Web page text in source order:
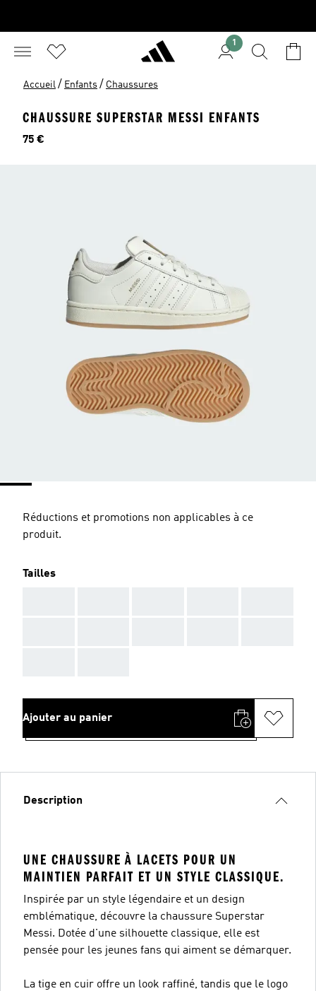
1
Accueil / Enfants / Chaussures
CHAUSSURE SUPERSTAR MESSI ENFANTS
Prix
75 €
Réductions et promotions non applicables à ce
produit.
Tailles
Ajouter au panier
Description
UNE CHAUSSURE À LACETS POUR UN
MAINTIEN PARFAIT ET UN STYLE CLASSIQUE.
Inspirée par un style légendaire et un design
emblématique, découvre la chaussure Superstar
Messi. Dotée d'une silhouette classique, elle est
pensée pour les jeunes fans qui aiment se démarquer.
La tige en cuir offre un look raffiné, tandis que le logo